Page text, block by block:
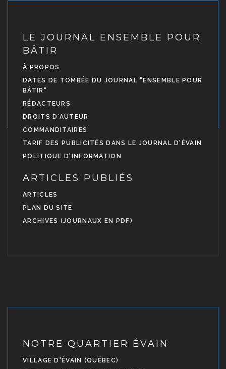
LE JOURNAL ENSEMBLE POUR
BÂTIR
À PROPOS
DATES DE TOMBÉE DU JOURNAL "ENSEMBLE POUR
BÂTIR"
RÉDACTEURS
DROITS D'AUTEUR
COMMANDITAIRES
TARIF DES PUBLICITÉS DANS LE JOURNAL D'ÉVAIN
POLITIQUE D'INFORMATION
ARTICLES PUBLIÉS
ARTICLES
PLAN DU SITE
ARCHIVES (JOURNAUX EN PDF)
NOTRE QUARTIER ÉVAIN
VILLAGE D'ÉVAIN (QUÉBEC)